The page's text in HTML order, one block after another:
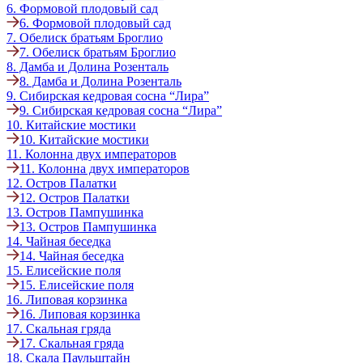
6. Формовой плодовый сад
6. Формовой плодовый сад
7. Обелиск братьям Броглио
7. Обелиск братьям Броглио
8. Дамба и Долина Розенталь
8. Дамба и Долина Розенталь
9. Сибирская кедровая сосна “Лира”
9. Сибирская кедровая сосна “Лира”
10. Китайские мостики
10. Китайские мостики
11. Колонна двух императоров
11. Колонна двух императоров
12. Остров Палатки
12. Остров Палатки
13. Остров Пампушинка
13. Остров Пампушинка
14. Чайная беседка
14. Чайная беседка
15. Елисейские поля
15. Елисейские поля
16. Липовая корзинка
16. Липовая корзинка
17. Скальная гряда
17. Скальная гряда
18. Скала Паульштайн